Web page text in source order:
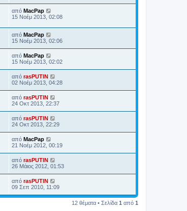
από MacPap
15 Νοέμ 2013, 02:08
από MacPap
15 Νοέμ 2013, 02:06
από MacPap
15 Νοέμ 2013, 02:02
από rasPUTIN
02 Νοέμ 2013, 04:28
από rasPUTIN
24 Οκτ 2013, 22:37
από rasPUTIN
24 Οκτ 2013, 22:29
από MacPap
21 Νοέμ 2012, 00:19
από rasPUTIN
26 Μάιος 2012, 01:53
από rasPUTIN
09 Σεπ 2010, 11:09
12 θέματα • Σελίδα 1 από 1